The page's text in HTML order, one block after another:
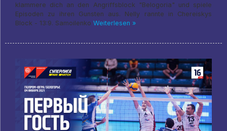
klammere dich an den Angriffsblock "Belogoria" und spiele
Episoden zu ihren Gunsten aus. Nelly rannte in Chereiskys
Block - 13:9. Samoilenko Weiterlesen »